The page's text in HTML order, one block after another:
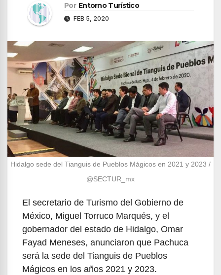
Por Entorno Turístico
FEB 5, 2020
Hidalgo sede del Tianguis de Pueblos Mágicos en 2021 y 2023 /
@SECTUR_mx
El secretario de Turismo del Gobierno de
México, Miguel Torruco Marqués, y el
gobernador del estado de Hidalgo, Omar
Fayad Meneses, anunciaron que Pachuca
será la sede del Tianguis de Pueblos
Mágicos en los años 2021 y 2023.